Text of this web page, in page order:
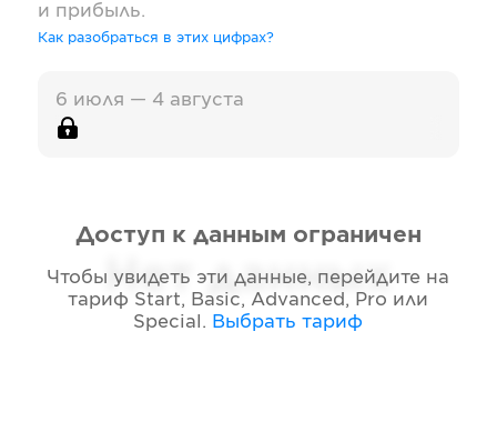
и прибыль.
Как разобраться в этих цифрах?
6 июля — 4 августа
Нет данных
Доступ к данным ограничен
Чтобы увидеть эти данные, перейдите на
тариф Start, Basic, Advanced, Pro или
Special . Выбрать тариф